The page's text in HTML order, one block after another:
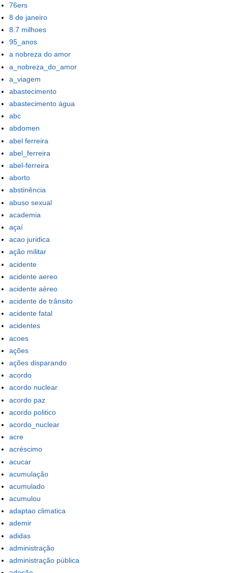
76ers
8 de janeiro
8.7 milhoes
95_anos
a nobreza do amor
a_nobreza_do_amor
a_viagem
abastecimento
abastecimento água
abc
abdomen
abel ferreira
abel_ferreira
abel-ferreira
aborto
abstinência
abuso sexual
academia
açaí
acao juridica
ação militar
acidente
acidente aereo
acidente aéreo
acidente de trânsito
acidente fatal
acidentes
acoes
ações
ações disparando
acordo
acordo nuclear
acordo paz
acordo politico
acordo_nuclear
acre
acréscimo
acucar
acumulação
acumulado
acumulou
adaptao climatica
ademir
adidas
administração
administração pública